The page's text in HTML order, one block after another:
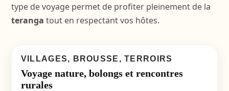
type de voyage permet de profiter pleinement de la
teranga tout en respectant vos hôtes.
VILLAGES, BROUSSE, TERROIRS
Voyage nature, bolongs et rencontres
rurales